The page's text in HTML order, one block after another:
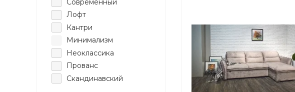
Лофт
Кантри
Минимализм
Неоклассика
Прованс
Скандинавский